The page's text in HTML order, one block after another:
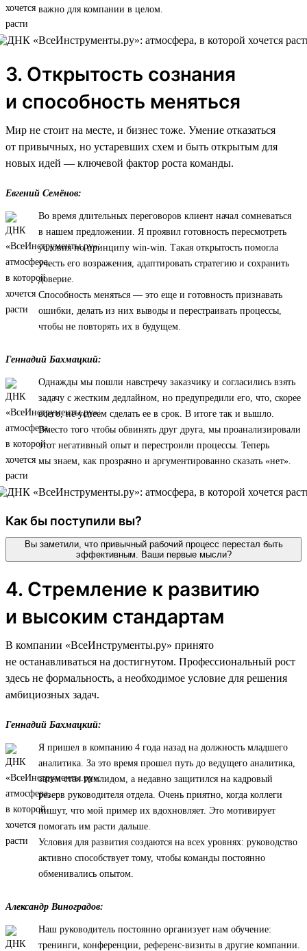
важно для компании в целом.
3. Открытость сознания
и способность меняться
Мир не стоит на месте, и бизнес тоже. Умение отказаться
от привычных, но устаревших схем и быть открытым для
новых идей — ключевой фактор роста команды.
Евгений Семёнов:
Во время длительных переговоров клиент начал сомневаться
в нашем предложении. Я проявил готовность пересмотреть
условия по принципу win-win. Такая открытость помогла
учесть его возражения, адаптировать стратегию и сохранить
доверие.
Способность меняться — это еще и готовность признавать
ошибки, делать из них выводы и перестраивать процессы,
чтобы не повторять их в будущем.
Геннадий Бахмацкий:
Однажды мы пошли навстречу заказчику и согласились взять
задачу с жестким дедлайном, но предупредили его, что, скорее
всего, не успеем сделать ее в срок. В итоге так и вышло.
Вместо того чтобы обвинять друг друга, мы проанализировали
этот негативный опыт и перестроили процессы. Теперь
мы знаем, как прозрачно и аргументированно сказать «нет».
Как бы поступили вы?
Вы заметили, что привычный рабочий процесс перестал быть
эффективным. Ваши первые мысли?
4. Стремление к развитию
и высоким стандартам
В компании «ВсеИнструменты.ру» принято
не останавливаться на достигнутом. Профессиональный рост
здесь не формальность, а необходимое условие для решения
амбициозных задач.
Геннадий Бахмацкий:
Я пришел в компанию 4 года назад на должность младшего
аналитика. За это время прошел путь до ведущего аналитика,
затем стал тимлидом, а недавно защитился на кадровый
резерв руководителя отдела. Очень приятно, когда коллеги
пишут, что мой пример их вдохновляет. Это мотивирует
помогать им расти дальше.
Условия для развития создаются на всех уровнях: руководство
активно способствует тому, чтобы команды постоянно
обменивались опытом.
Александр Виноградов:
Наш руководитель постоянно организует нам обучение:
тренинги, конференции, референс-визиты в другие компании.